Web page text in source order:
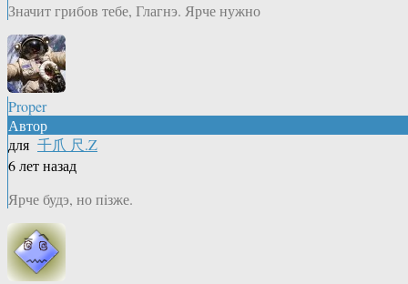
Значит грибов тебе, Глагнэ. Ярче нужно
Proper
Автор
для 千爪 尺.Z
6 лет назад
Ярче будэ, но пiзже.